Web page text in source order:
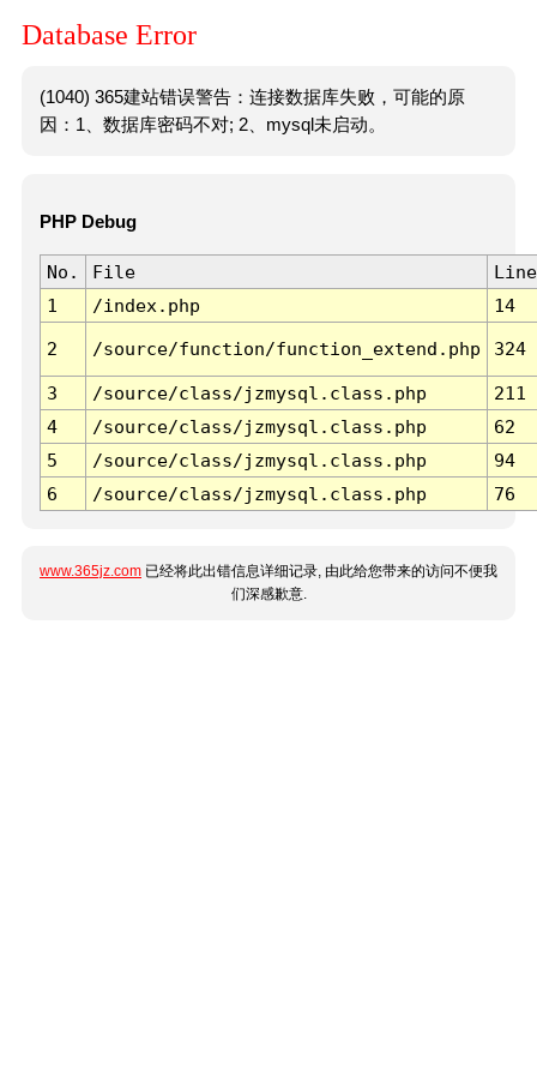
Database Error
(1040) 365建站错误警告：连接数据库失败，可能的原
因：1、数据库密码不对; 2、mysql未启动。
PHP Debug
No. File
Line
1
/index.php 14
2 /source/function/function_extend.php 324
3 /source/class/jzmysql.class.php
211
4
/source/class/jzmysql.class.php
62
5
/source/class/jzmysql.class.php
94
6
/source/class/jzmysql.class.php 76
www.365jz.com 已经将此出错信息详细记录, 由此给您带来的访问不便我
们深感歉意.